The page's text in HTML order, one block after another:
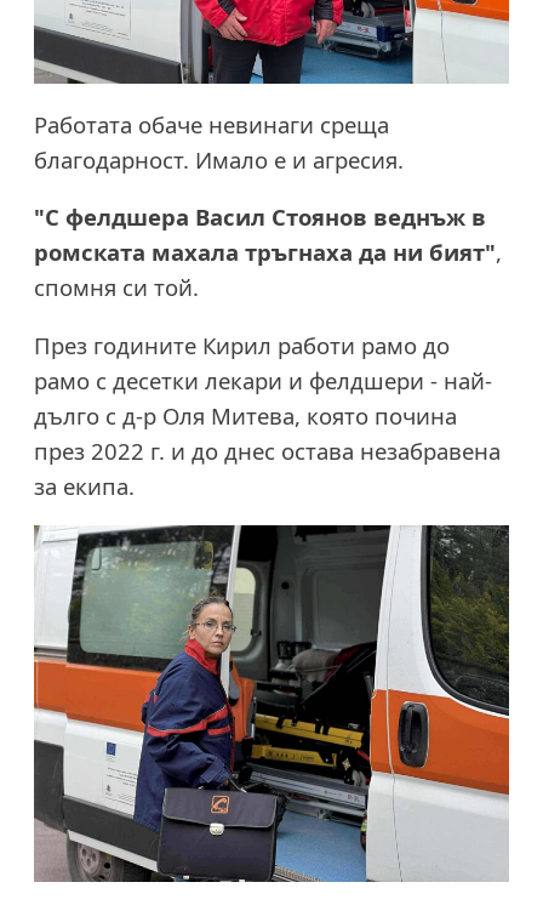
Работата обаче невинаги среща
благодарност. Имало е и агресия.
"С фелдшера Васил Стоянов веднъж в
ромската махала тръгнаха да ни бият",
спомня си той.
През годините Кирил работи рамо до
рамо с десетки лекари и фелдшери - най-
дълго с д-р Оля Митева, която почина
през 2022 г. и до днес остава незабравена
за екипа.